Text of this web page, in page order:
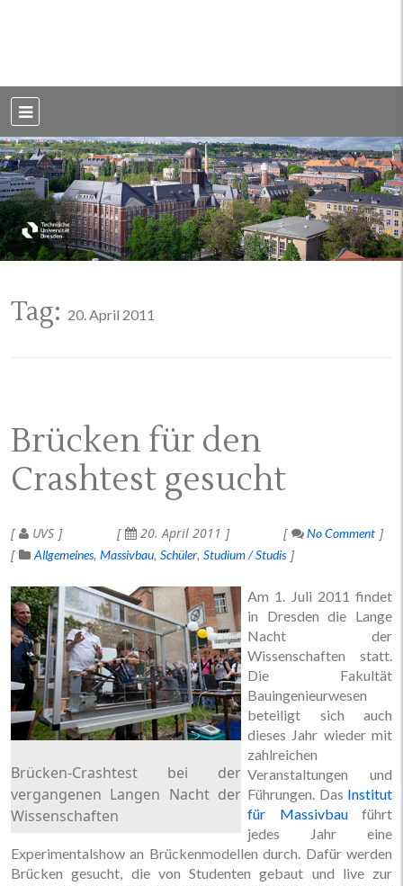
Dresden
Tag: 20. April 2011
Brücken für den
Crashtest gesucht
UVS 20. April 2011
No Comment
Allgemeines Massivbau Schüler Studium / Studis
Brücken-Crashtest bei der
vergangenen Langen Nacht der
Wissenschaften
Am 1. Juli 2011 findet
in Dresden die Lange
Nacht der
Wissenschaften statt.
Die Fakultät
Bauingenieurwesen
beteiligt sich auch
dieses Jahr wieder mit
zahlreichen
Veranstaltungen und
Führungen. Das Institut
für Massivbauführt
jedes Jahr eine
Experimentalshow an Brückenmodellen durch. Dafür werden
Brücken gesucht, die von Studenten gebaut und live zur